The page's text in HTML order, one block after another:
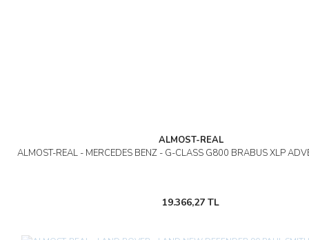
ALMOST-REAL
ALMOST-REAL - MERCEDES BENZ - G-CLASS G800 BRABUS XLP
19.366,27 TL